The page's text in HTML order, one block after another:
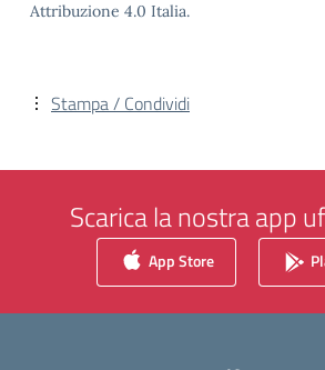
Attribuzione 4.0 Italia.
Stampa / Condividi
Scarica la nostra app
App Store